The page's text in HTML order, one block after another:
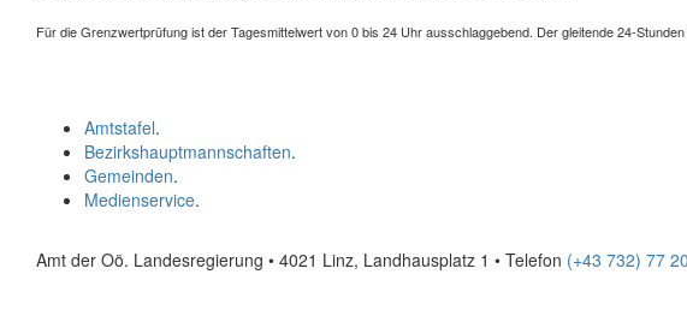
Für die Grenzwertprüfung ist der Tagesmittelwert von 0 bis 24 Uhr ausschlaggebend. Der gleitende 24-
Amtstafel.
Bezirkshauptmannschaften.
Gemeinden.
Medienservice.
Amt der Oö. Landesregierung • 4021 Linz, Landhausplatz 1 • Telefon (+43 732) 77